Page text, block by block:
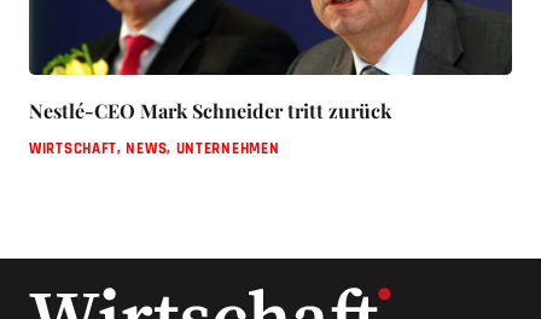
Nestlé-CEO Mark Schneider tritt zurück
WIRTSCHAFT,NEWS, UNTERNEHMEN